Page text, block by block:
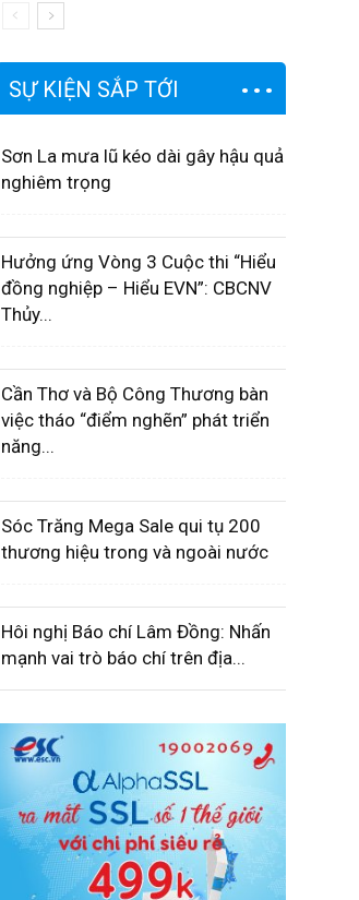
SỰ KIỆN SẮP TỚI
Sơn La mưa lũ kéo dài gây hậu quả
nghiêm trọng
Hưởng ứng Vòng 3 Cuộc thi “Hiểu
đồng nghiệp – Hiểu EVN”: CBCNV
Thủy...
Cần Thơ và Bộ Công Thương bàn
việc tháo “điểm nghẽn” phát triển
năng...
Sóc Trăng Mega Sale qui tụ 200
thương hiệu trong và ngoài nước
Hôi nghị Báo chí Lâm Đồng: Nhấn
mạnh vai trò báo chí trên địa...